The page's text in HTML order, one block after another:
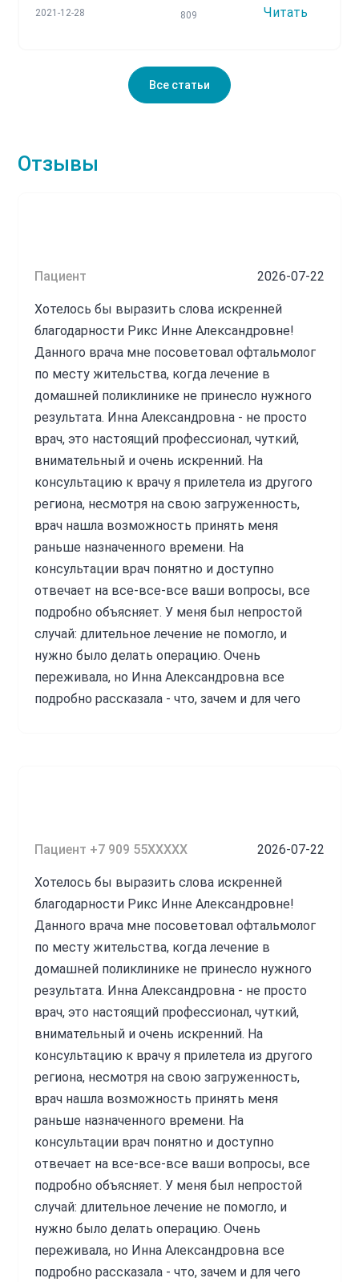
2021-12-28 809 Читать
Все статьи
Отзывы
Пациент 2026-07-22
Хотелось бы выразить слова искренней
благодарности Рикс Инне Александровне!
Данного врача мне посоветовал офтальмолог
по месту жительства, когда лечение в
домашней поликлинике не принесло нужного
результата. Инна Александровна - не просто
врач, это настоящий профессионал, чуткий,
внимательный и очень искренний. На
консультацию к врачу я прилетела из другого
региона, несмотря на свою загруженность,
врач нашла возможность принять меня
раньше назначенного времени. На
консультации врач понятно и доступно
отвечает на все-все-все ваши вопросы, все
подробно объясняет. У меня был непростой
случай: длительное лечение не помогло, и
нужно было делать операцию. Очень
переживала, но Инна Александровна все
подробно рассказала - что, зачем и для чего
Источник:
Рикс Инна Александровна
Пациент +7 909 55XXXXX 2026-07-22
Хотелось бы выразить слова искренней
благодарности Рикс Инне Александровне!
Данного врача мне посоветовал офтальмолог
по месту жительства, когда лечение в
домашней поликлинике не принесло нужного
результата. Инна Александровна - не просто
врач, это настоящий профессионал, чуткий,
внимательный и очень искренний. На
консультацию к врачу я прилетела из другого
региона, несмотря на свою загруженность,
врач нашла возможность принять меня
раньше назначенного времени. На
консультации врач понятно и доступно
отвечает на все-все-все ваши вопросы, все
подробно объясняет. У меня был непростой
случай: длительное лечение не помогло, и
нужно было делать операцию. Очень
переживала, но Инна Александровна все
подробно рассказала - что, зачем и для чего